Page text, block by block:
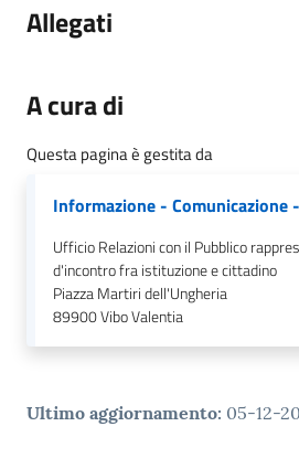
Allegati
A cura di
Questa pagina è gestita da
Informazione - Comunicazione
Ufficio Relazioni con il Pubblico
d'incontro fra istituzione e cittadino
Piazza Martiri dell'Ungheria
89900Vibo Valentia
Ultimo aggiornamento: 05-12-